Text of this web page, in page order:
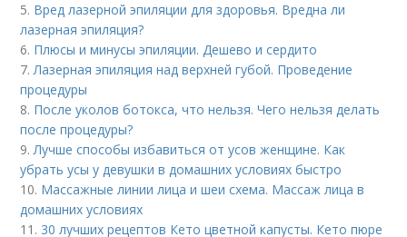
5. Вред лазерной эпиляции для здоровья. Вредна ли
лазерная эпиляция?
6. Плюсы и минусы эпиляции. Дешево и сердито
7.Лазерная эпиляция над верхней губой. Проведение
процедуры
8. После уколов ботокса, что нельзя. Чего нельзя делать
после процедуры?
9.Лучше способы избавиться от усов женщине. Как
убрать усы у девушки в домашних условиях быстро
10. Массажные линии лица и шеи схема. Массаж лица в
домашних условиях
11. 30 лучших рецептов Кето цветной капусты. Кето пюре